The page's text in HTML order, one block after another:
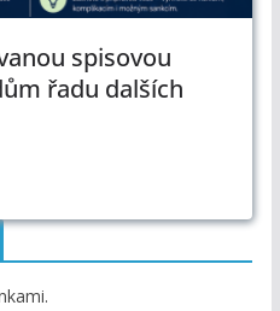
spisovou
řadu dalších